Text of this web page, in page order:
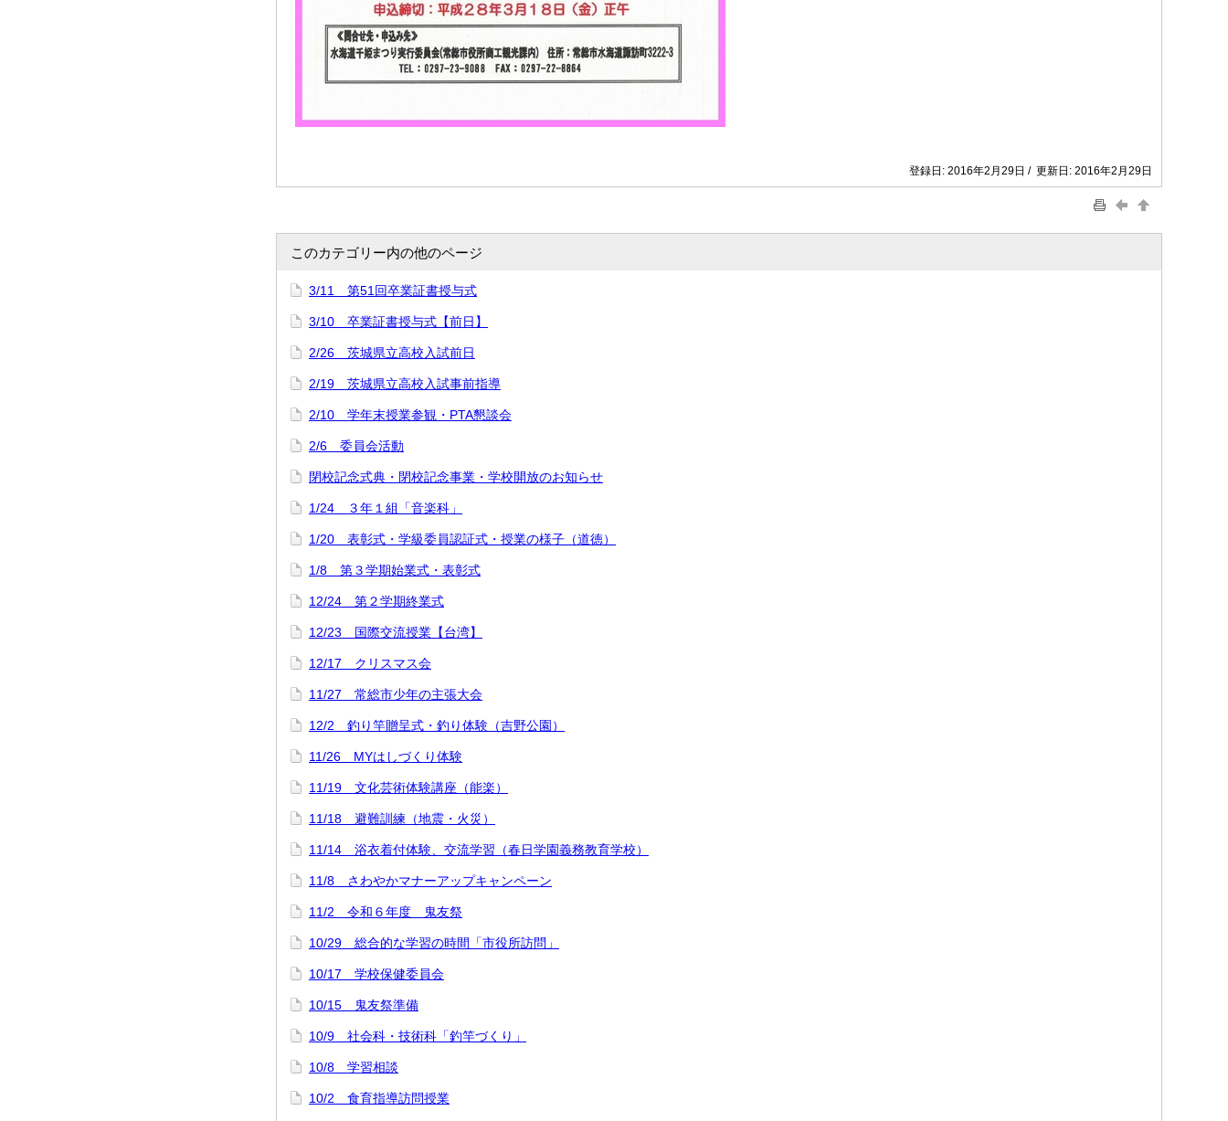
登録日: 2016年2月29日 / 更新日: 2016年2月29日
このカテゴリー内の他のページ
3/11 第51回卒業証書授与式
3/10 卒業証書授与式【前日】
2/26 茨城県立高校入試前日
2/19 茨城県立高校入試事前指導
2/10 学年末授業参観・PTA懇談会
2/6 委員会活動
閉校記念式典・閉校記念事業・学校開放のお知らせ
1/24 ３年１組「音楽科」
1/20 表彰式・学級委員認証式・授業の様子（道徳）
1/8 第３学期始業式・表彰式
12/24 第２学期終業式
12/23 国際交流授業【台湾】
12/17 クリスマス会
11/27 常総市少年の主張大会
12/2 釣り竿贈呈式・釣り体験（吉野公園）
11/26 MYはしづくり体験
11/19 文化芸術体験講座（能楽）
11/18 避難訓練（地震・火災）
11/14 浴衣着付体験、交流学習（春日学園義務教育学校）
11/8 さわやかマナーアップキャンペーン
11/2 令和６年度 鬼友祭
10/29 総合的な学習の時間「市役所訪問」
10/17 学校保健委員会
10/15 鬼友祭準備
10/9 社会科・技術科「釣竿づくり」
10/8 学習相談
10/2 食育指導訪問授業